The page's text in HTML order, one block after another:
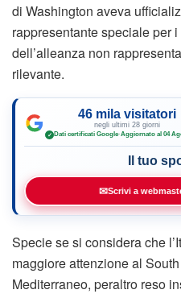
di Washington aveva
rappresentante speciale per
dell’alleanza non
rilevante.
46 mila visitatori
negli ultimi 28 giorni
✓ Dati certificati Google·Aggiornato al 04
Il tuo
✉Scrivi a
Specie se si considera che
maggiore attenzione al
Mediterraneo, peraltro reso